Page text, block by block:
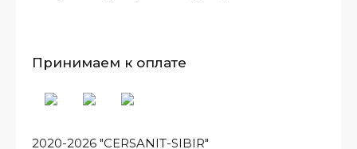
2020-2026 "CERSANIT-SIBIR"
Принимаем к оплате